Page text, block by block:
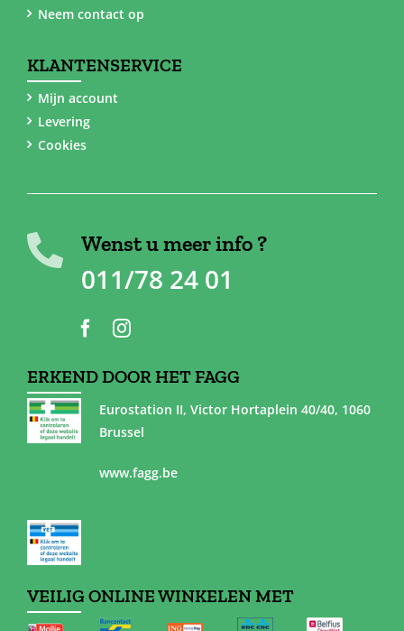
Neem contact op
KLANTENSERVICE
Mijn account
Levering
Cookies
Wenst u meer info ?
011/78 24 01
ERKEND DOOR HET FAGG
Eurostation II, Victor Hortaplein 40/40, 1060
Brussel
www.fagg.be
VEILIG ONLINE WINKELEN MET